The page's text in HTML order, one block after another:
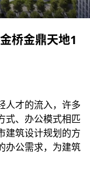
桥金鼎天地1
人才的流入，许多
式、办公模式相匹
建筑设计规划的方
办公需求，为建筑